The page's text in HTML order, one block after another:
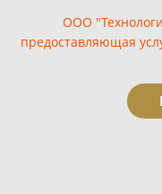
ООО
предоставляющая